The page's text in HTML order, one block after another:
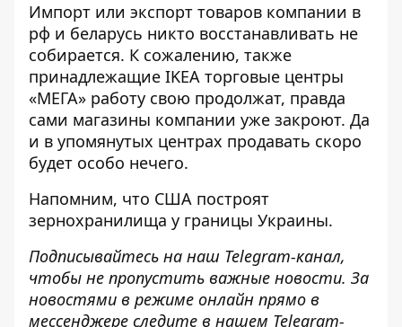
Импорт или экспорт товаров компании в
рф и беларусь никто восстанавливать не
собирается. К сожалению, также
принадлежащие IKEA торговые центры
«МЕГА» работу свою продолжат, правда
сами магазины компании уже закроют. Да
и в упомянутых центрах продавать скоро
будет особо нечего.
Напомним, что США построят
зернохранилища у границы Украины.
Подписывайтесь на наш Telegram-канал,
чтобы не пропустить важные новости. За
новостями в режиме онлайн прямо в
мессенджере следите в нашем Telegram-